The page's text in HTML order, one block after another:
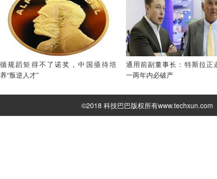
循规蹈矩得不了诺奖，中国亟待培
养“叛逆人才”
通用前副董事长：特斯拉正
一两年内必破产
©2018 科技巴巴版权所有www.techxun.com